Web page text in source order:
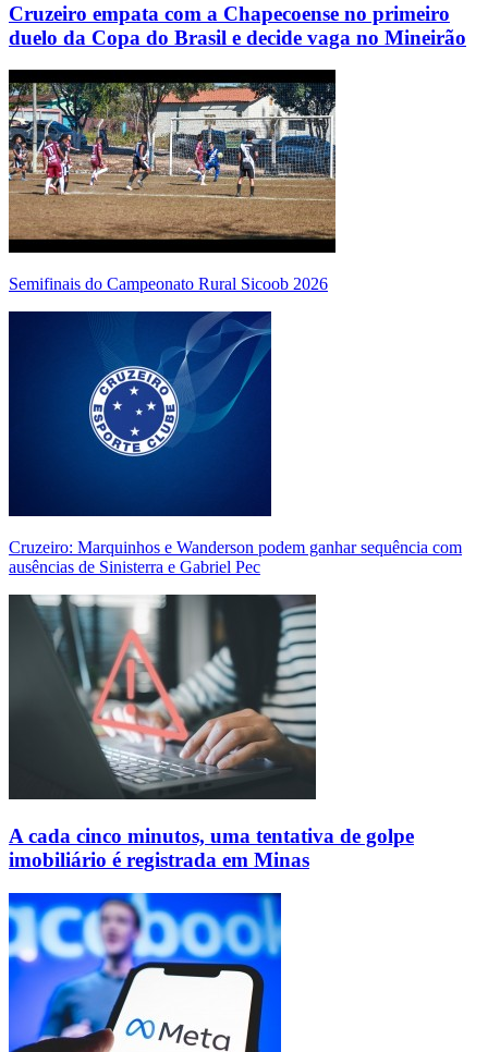
Cruzeiro empata com a Chapecoense no primeiro
duelo da Copa do Brasil e decide vaga no Mineirão
Semifinais do Campeonato Rural Sicoob 2026
Cruzeiro: Marquinhos e Wanderson podem ganhar sequência com
ausências de Sinisterra e Gabriel Pec
A cada cinco minutos, uma tentativa de golpe
imobiliário é registrada em Minas